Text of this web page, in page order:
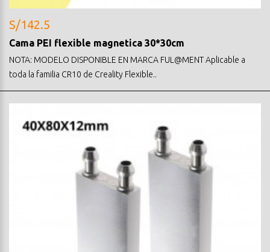
S/142.5
Cama PEI flexible magnetica 30*30cm
NOTA: MODELO DISPONIBLE EN MARCA FUL@MENT Aplicable a
toda la familia CR10 de Creality Flexible..